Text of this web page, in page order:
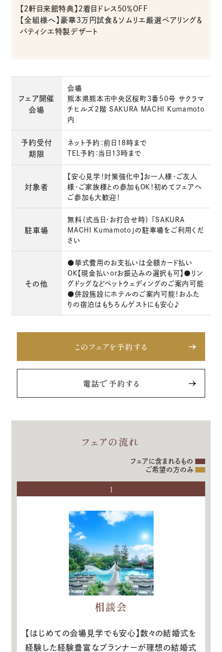
【2軒目来館特典】2着目ドレス50％OFF
【全組様へ】豪華3万円試食＆ソムリエ厳選ペアリング＆
パティシエ特製デザート
フェア開催
会場
会場
熊本県熊本市中央区桜町3番50号 サクラマ
チヒルズ2階 SAKURA MACHI Kumamoto
内
予約受付
期限
ネット予約：前日18時まで
TEL予約：当日13時まで
対象者
【安心見学！対策強化中】お一人様・ご友人
様・ご家族様との参加もOK！初めてフェアへ
ご参加も大歓迎！
駐車場
無料（式当日・お打合せ時） 「SAKURA
MACHI Kumamoto」の駐車場をご利用くだ
さい
その他
●挙式費用のお支払いは全額カード払い
OK【現金払いorお振込みの選択も可】●リン
グドッグなどペットウェディングのご案内可能
●併設施設にホテルのご案内可能！おふた
りの宿泊はもちろんゲストにも安心♪
このフェアを予約する
電話で予約する
フェアの流れ
フェアに含まれるもの
ご希望の方のみ
1
相談会
【はじめての会場見学でも安心】数々の結婚式を
経験した経験豊富なプランナーが理想の結婚式